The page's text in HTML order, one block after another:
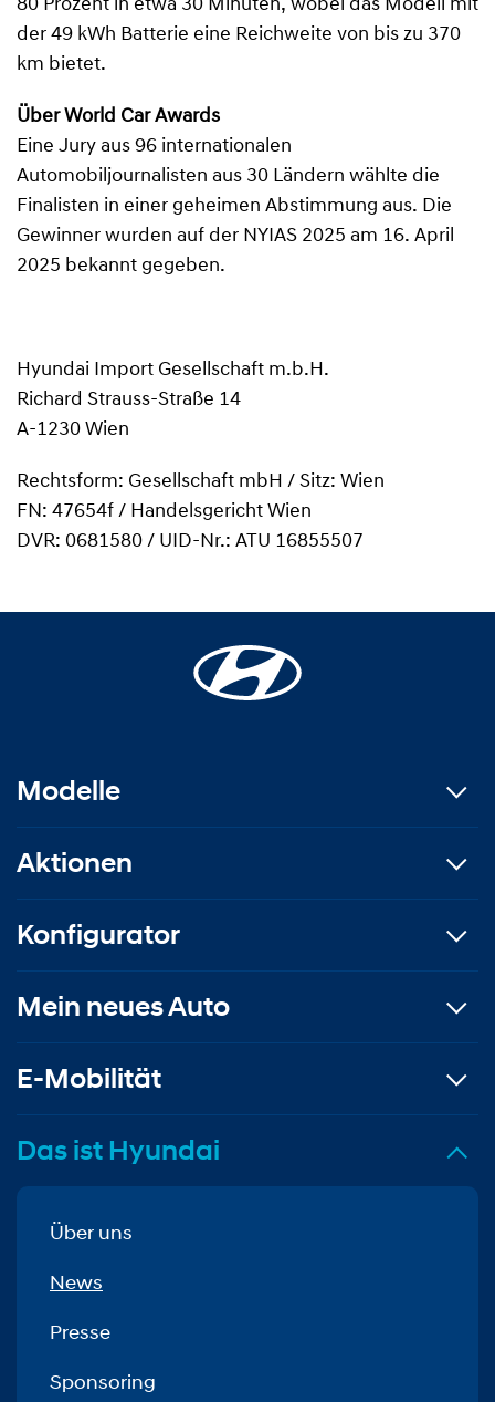
80 Prozent in etwa 30 Minuten, wobei das Modell mit
der 49 kWh Batterie eine Reichweite von bis zu 370
km bietet.
Über World Car Awards
Eine Jury aus 96 internationalen
Automobiljournalisten aus 30 Ländern wählte die
Finalisten in einer geheimen Abstimmung aus. Die
Gewinner wurden auf der NYIAS 2025 am 16. April
2025 bekannt gegeben.
Hyundai Import Gesellschaft m.b.H.
Richard Strauss-Straße 14
A-1230 Wien
Rechtsform: Gesellschaft mbH / Sitz: Wien
FN: 47654f / Handelsgericht Wien
DVR: 0681580 / UID-Nr.: ATU 16855507
Modelle
Aktionen
Konfigurator
Mein neues Auto
E-Mobilität
Das ist Hyundai
Über uns
News
Presse
Sponsoring